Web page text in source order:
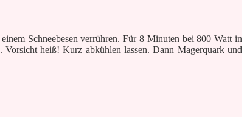
Schneebesen verrühren. Für 8 Minuten bei 800 Watt in
heiß! Kurz abkühlen lassen. Dann Magerquark und